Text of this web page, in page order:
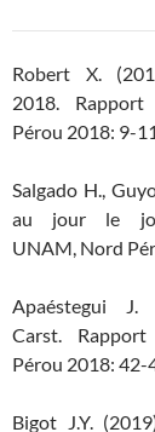
Robert X.
2018. Rapport
Pérou 2018: 9-
Salgado H.,
au jour le
UNAM, Nord
Apaéstegui J.
Carst. Rapport
Pérou 2018: 42-
Bigot J.Y.